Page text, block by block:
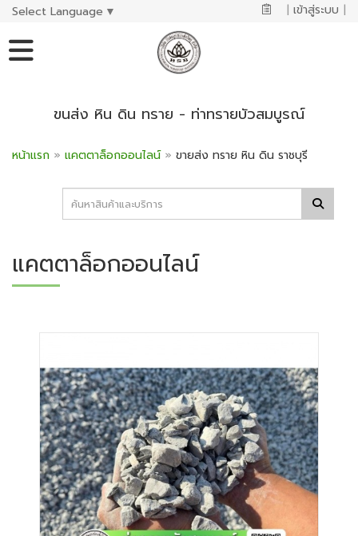
Select Language ▼ | เข้าสู่ระบบ |
ขนส่ง หิน ดิน ทราย - ท่าทรายบัวสมบูรณ์
หน้าแรก » แคตตาล็อกออนไลน์ » ขายส่ง ทราย หิน ดิน ราชบุรี
แคตตาล็อกออนไลน์